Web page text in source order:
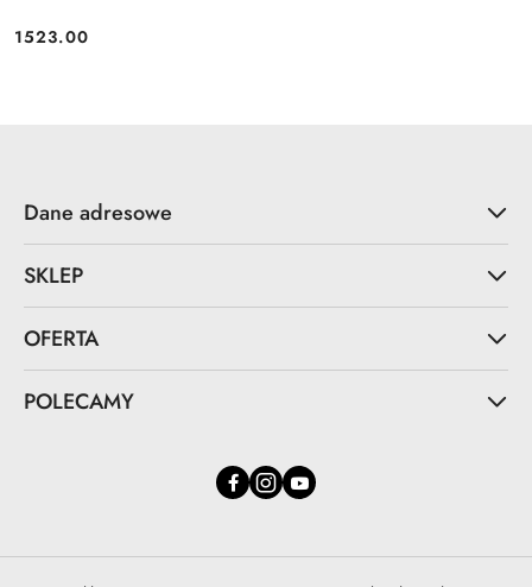
Cena:
1523.00
Dane adresowe
SKLEP
OFERTA
POLECAMY